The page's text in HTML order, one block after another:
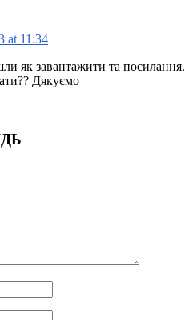
at 11:34
як завантажити та посилання.
Дякуємо